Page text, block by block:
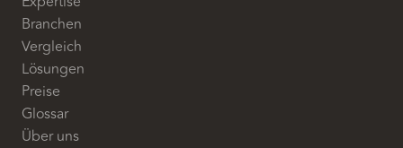
Branchen
Vergleich
Lösungen
Preise
Glossar
Über uns